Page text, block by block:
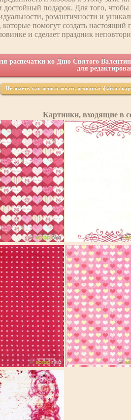
достойный подарок. Для того,
романтичности и
которые помогут создать
и сделает праздник
распечатки ко Дню Святого
для
Не знаете, как использовать исходные файлы
Картинки, входящие в